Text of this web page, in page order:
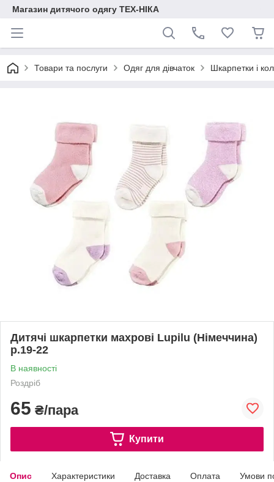
Магазин дитячого одягу ТЕХ-НІКА
Товари та послуги Одяг для дівчаток Шкарпетки і
Дитячі шкарпетки махрові Lupilu (Німеччина)
р.19-22
В наявності
Роздріб
65 ₴/пара
Купити
Опис Характеристики Доставка Оплата Умови